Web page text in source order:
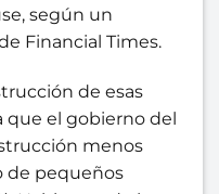
según un
Financial Times.
de esas
que el gobierno del
menos
de pequeños